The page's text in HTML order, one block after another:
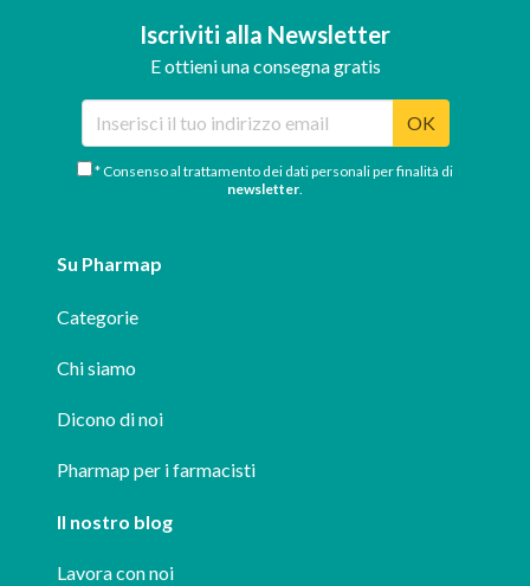
Iscriviti alla Newsletter
E ottieni una consegna gratis
OK
* Consenso al trattamento dei dati personali per finalità di
newsletter
Su Pharmap
Categorie
Chi siamo
Dicono di noi
Pharmap per i farmacisti
Il nostro blog
Lavora con noi